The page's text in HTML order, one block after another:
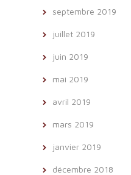
septembre 2019
juillet 2019
juin 2019
mai 2019
avril 2019
mars 2019
janvier 2019
décembre 2018